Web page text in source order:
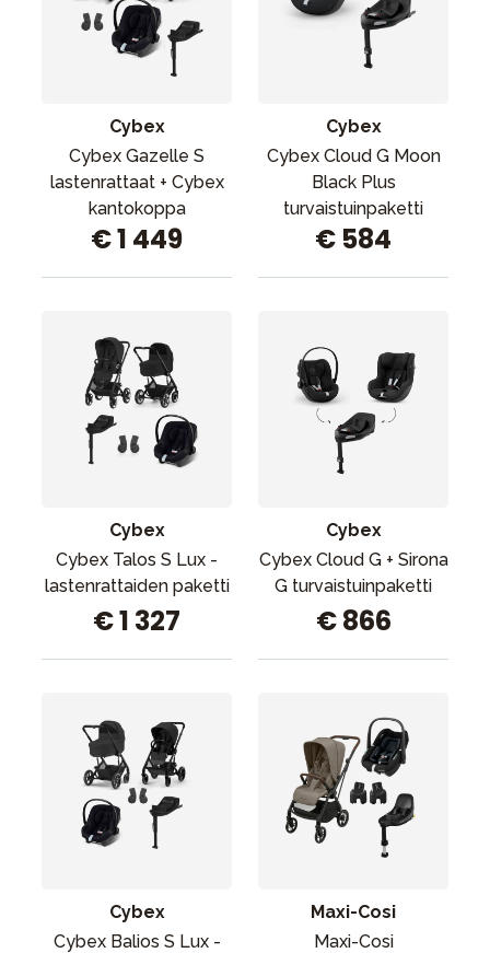
Cybex
Cybex Gazelle S
lastenrattaat + Cybex
kantokoppa
€ 1 449
Cybex
Cybex Cloud G Moon
Black Plus
turvaistuinpaketti
€ 584
Cybex
Cybex Talos S Lux -
lastenrattaiden paketti
€ 1 327
Cybex
Cybex Cloud G + Sirona
G turvaistuinpaketti
€ 866
Cybex
Cybex Balios S Lux -
Maxi-Cosi
Maxi-Cosi